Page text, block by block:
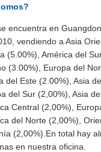
encuentra en
vendiendo a Asia
(5.00%), América del
(3.00%), Europa del
del Este (2.00%), Asia
del Sur (2,00%), Asia
Central (2,00%),
del Norte (2,00%),
(2,00%).En total hay
en nuestra oficina.